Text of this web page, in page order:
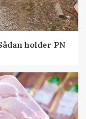
holder PN